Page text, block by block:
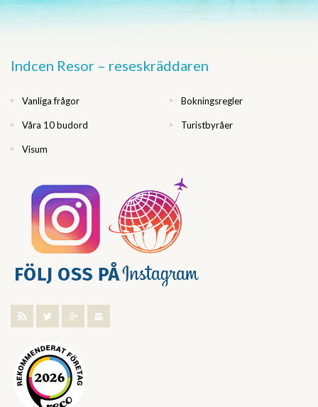
Indcen Resor – reseskräddaren
Vanliga frågor Bokningsregler
Våra 10 budord Turistbyråer
Visum